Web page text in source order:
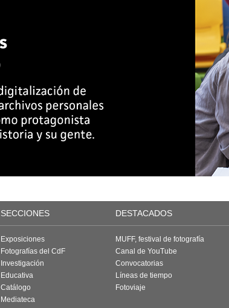
SECCIONES DESTACADOS
Exposiciones
Fotografías del CdF
Investigación
Educativa
Catálogo
Mediateca
MUFF, festival de fotografía
Canal de YouTube
Convocatorias
Líneas de tiempo
Fotoviaje